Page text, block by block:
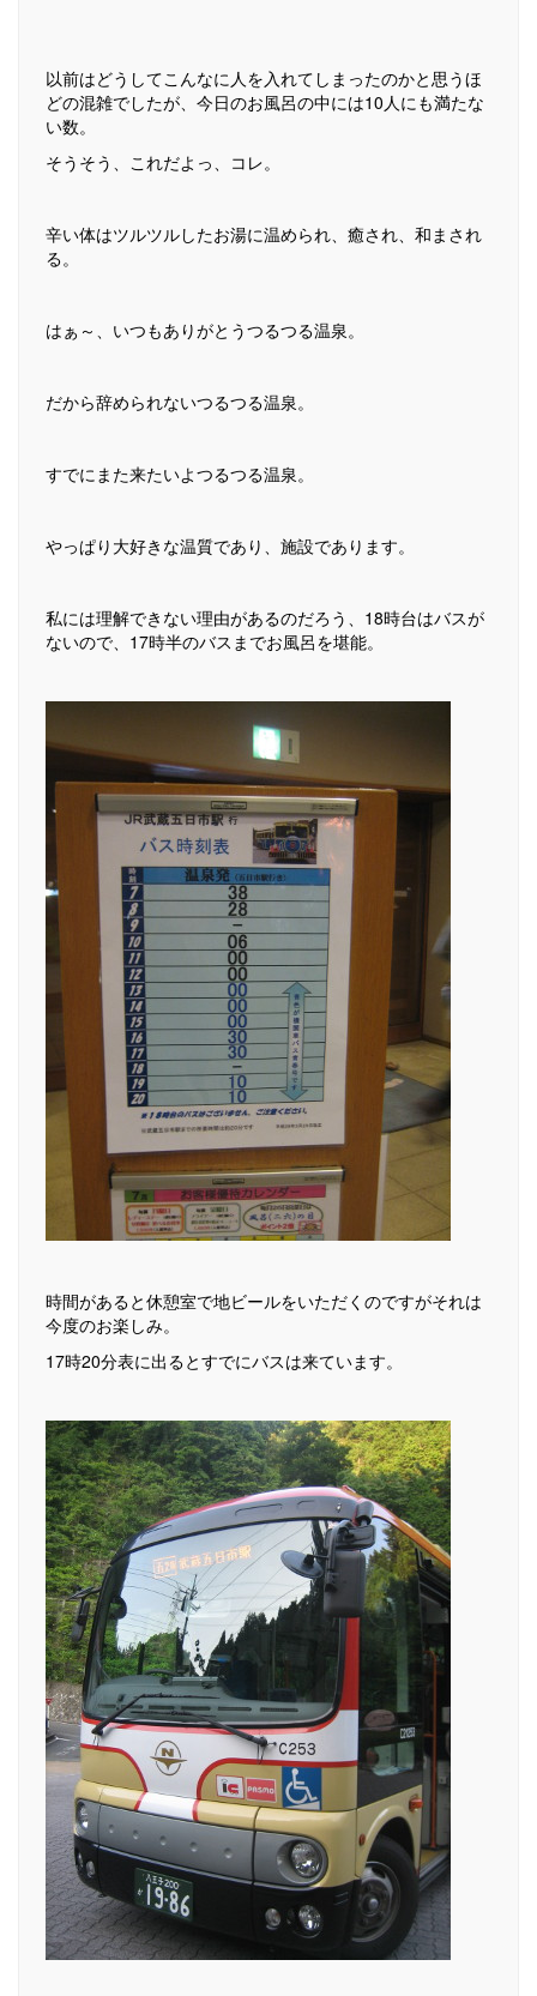
以前はどうしてこんなに人を入れてしまったのかと思うほ
どの混雑でしたが、今日のお風呂の中には10人にも満たな
い数。
そうそう、これだよっ、コレ。
辛い体はツルツルしたお湯に温められ、癒され、和まされ
る。
はぁ～、いつもありがとうつるつる温泉。
だから辞められないつるつる温泉。
すでにまた来たいよつるつる温泉。
やっぱり大好きな温質であり、施設であります。
私には理解できない理由があるのだろう、18時台はバスが
ないので、17時半のバスまでお風呂を堪能。
時間があると休憩室で地ビールをいただくのですがそれは
今度のお楽しみ。
17時20分表に出るとすでにバスは来ています。